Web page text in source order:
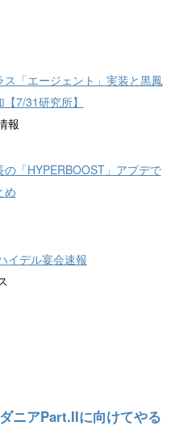
ス「エージェント」実装と黒鳳
7/31研究所】
報
の「HYPERBOOST」アプデで
め
イデル宴会速報